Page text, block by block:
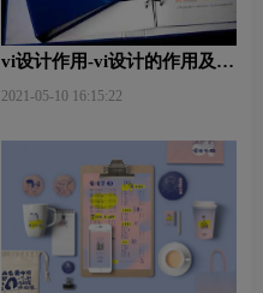
vi设计作用-vi设计的作用及意
2021-05-10 16:15:22